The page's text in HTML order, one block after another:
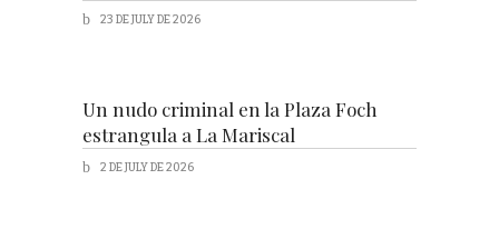
23 DE JULY DE 2026
Un nudo criminal en la Plaza Foch
estrangula a La Mariscal
2 DE JULY DE 2026